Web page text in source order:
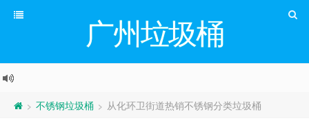
广州垃圾桶
> 不锈钢垃圾桶 > 从化环卫街道热销不锈钢分类垃圾桶